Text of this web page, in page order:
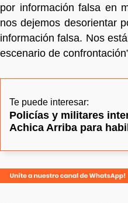
por información falsa en
nos dejemos desorientar
información falsa. Nos
escenario de
Te puede interesar:
Policías y militares
Achica Arriba para